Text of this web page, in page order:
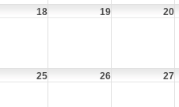
18 19 20
25 26 27